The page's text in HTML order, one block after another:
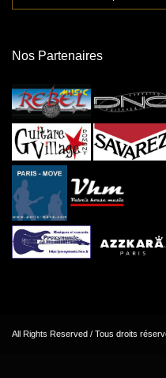
Nos Partenaires
All Rights Reserved / Tous droits